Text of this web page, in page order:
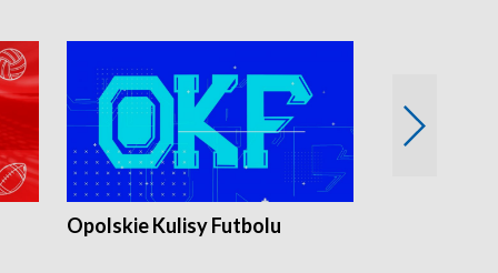
Opolskie Kulisy Futbolu